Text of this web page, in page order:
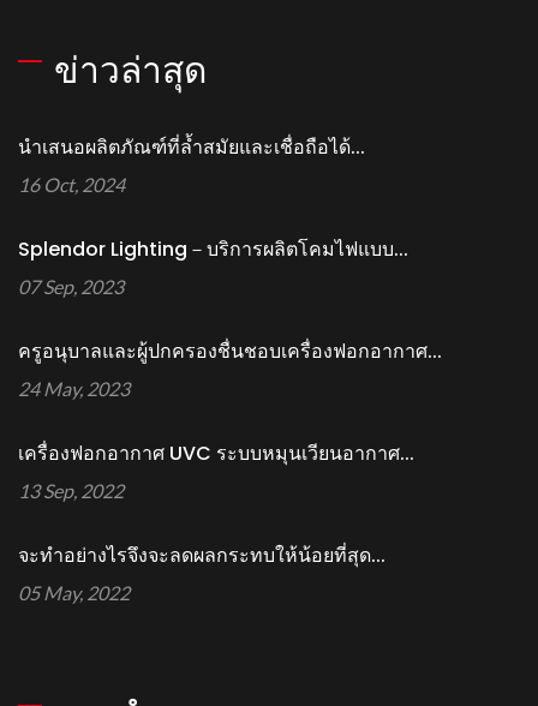
ข่าวล่าสุด
นำเสนอผลิตภัณฑ์ที่ล้ำสมัยและเชื่อถือได้...
16 Oct, 2024
Splendor Lighting－บริการผลิตโคมไฟแบบ...
07 Sep, 2023
ครูอนุบาลและผู้ปกครองชื่นชอบเครื่องฟอกอากาศ...
24 May, 2023
เครื่องฟอกอากาศ UVC ระบบหมุนเวียนอากาศ...
13 Sep, 2022
จะทำอย่างไรจึงจะลดผลกระทบให้น้อยที่สุด...
05 May, 2022